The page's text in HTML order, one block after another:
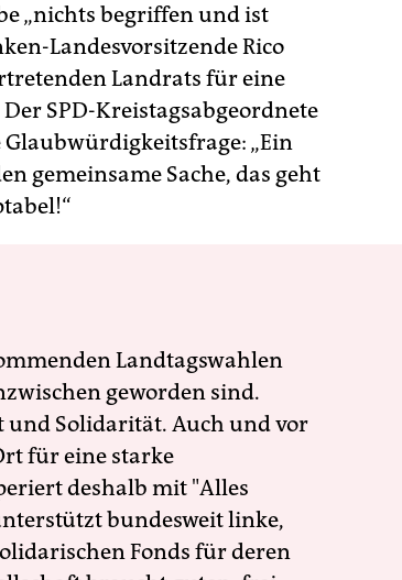
„nichts begriffen und ist
Landesvorsitzende Rico
Landrats für eine
SPD-Kreistagsabgeordnete
Glaubwürdigkeitsfrage: „Ein
gemeinsame Sache, das geht
Landtagswahlen
geworden sind.
und Solidarität. Auch und vor
für eine starke
deshalb mit "Alles
bundesweit linke,
Fonds für deren